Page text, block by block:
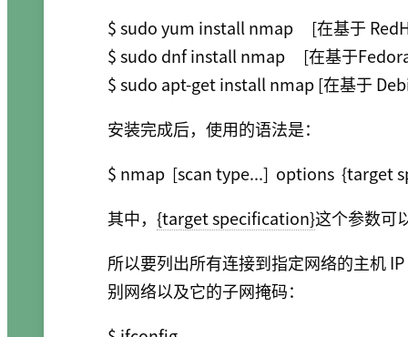
$ sudo yum install nmap     [在基于
$ sudo dnf install nmap     [在基于
安装完成后，使用的语法是：
其中， {target specification}这个参数可
所以要列出所有连接到指定网络的主机
别网络以及它的子网掩码：